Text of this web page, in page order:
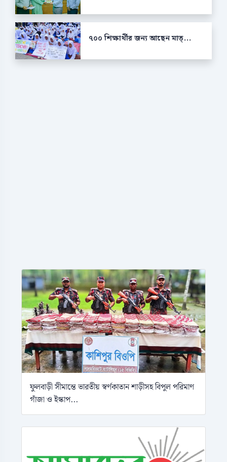
৭০০ শিক্ষার্থীর জন্য আছেন মাত্...
ফুলবাড়ী সীমান্তে ভারতীয় স্বর্ণকাতান শাড়ীসহ বিপুল পরিমাণ
গাঁজা ও ইস্কাপ...